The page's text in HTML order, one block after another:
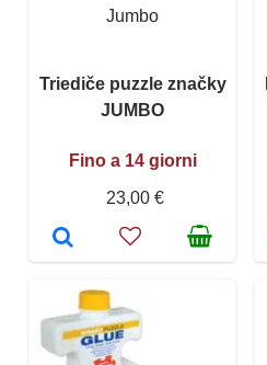
Jumbo
Triediče puzzle značky
JUMBO
Fino a 14 giorni
23,00 €